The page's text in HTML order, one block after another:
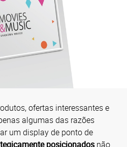
ofertas interessantes e
algumas das razões
um display de ponto de
posicionados não